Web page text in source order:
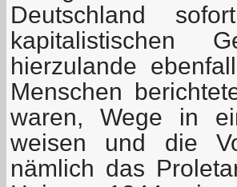
Deutschland
kapitalistischen
hierzulande
Menschen
waren, Wege in
weisen und die
nämlich das